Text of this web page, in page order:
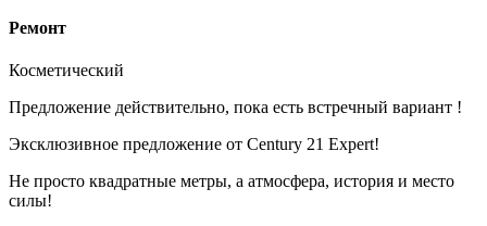
Ремонт
Косметический
Предложение действительно, пока есть встречный вариант !
Эксклюзивное предложение от Century 21 Expert!
Не просто квадратные метры, а атмосфера, история и место
силы!